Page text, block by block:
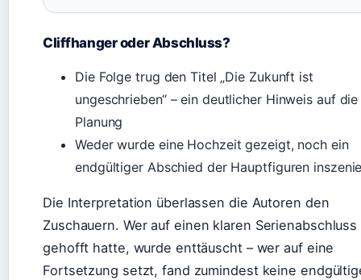
Cliffhanger oder Abschluss?
Die Folge trug den Titel „Die Zukunft ist
ungeschrieben“ – ein deutlicher Hinweis auf
Planung
Weder wurde eine Hochzeit gezeigt, noch ein
endgültiger Abschied der Hauptfiguren
Die Interpretation überlassen die Autoren den
Zuschauern. Wer auf einen klaren Serienabschluss
gehofft hatte, wurde enttäuscht – wer auf eine
Fortsetzung setzt, fand zumindest keine